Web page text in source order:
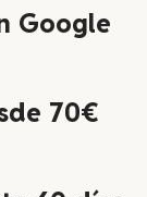
Google
70€